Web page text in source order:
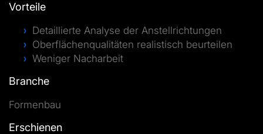
Vorteile
Detaillierte Analyse der Anstellrichtungen
Oberflächenqualitäten realistisch beurteilen
Weniger Nacharbeit
Branche
Formenbau
Erschienen